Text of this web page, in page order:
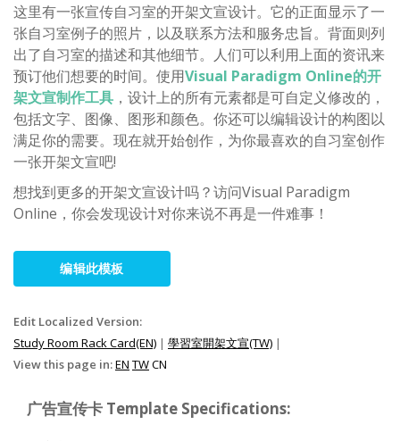
这里有一张宣传自习室的开架文宣设计。它的正面显示了一
张自习室例子的照片，以及联系方法和服务忠旨。背面则列
出了自习室的描述和其他细节。人们可以利用上面的资讯来
预订他们想要的时间。使用Visual Paradigm Online的开
架文宣制作工具 ，设计上的所有元素都是可自定义修改的，
包括文字、图像、图形和颜色。你还可以编辑设计的构图以
满足你的需要。现在就开始创作，为你最喜欢的自习室创作
一张开架文宣吧!
想找到更多的开架文宣设计吗？访问Visual Paradigm
Online，你会发现设计对你来说不再是一件难事！
编辑此模板
Edit Localized Version:
Study Room Rack Card(EN) | 學習室開架文宣(TW) |
View this page in:EN TWCN
广告宣传卡 Template Specifications: